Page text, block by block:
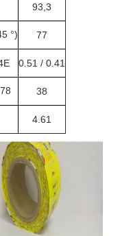
93,3
°) 77
0.51 / 0.41
38
4.61